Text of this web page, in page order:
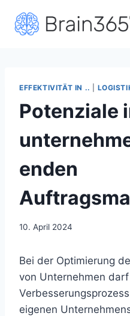
Inhalt
EFFEKTIVITÄT IN ..
Potenziale
enden
10. April 2024
Bei der Optimierung
von Unternehmen
eigenen